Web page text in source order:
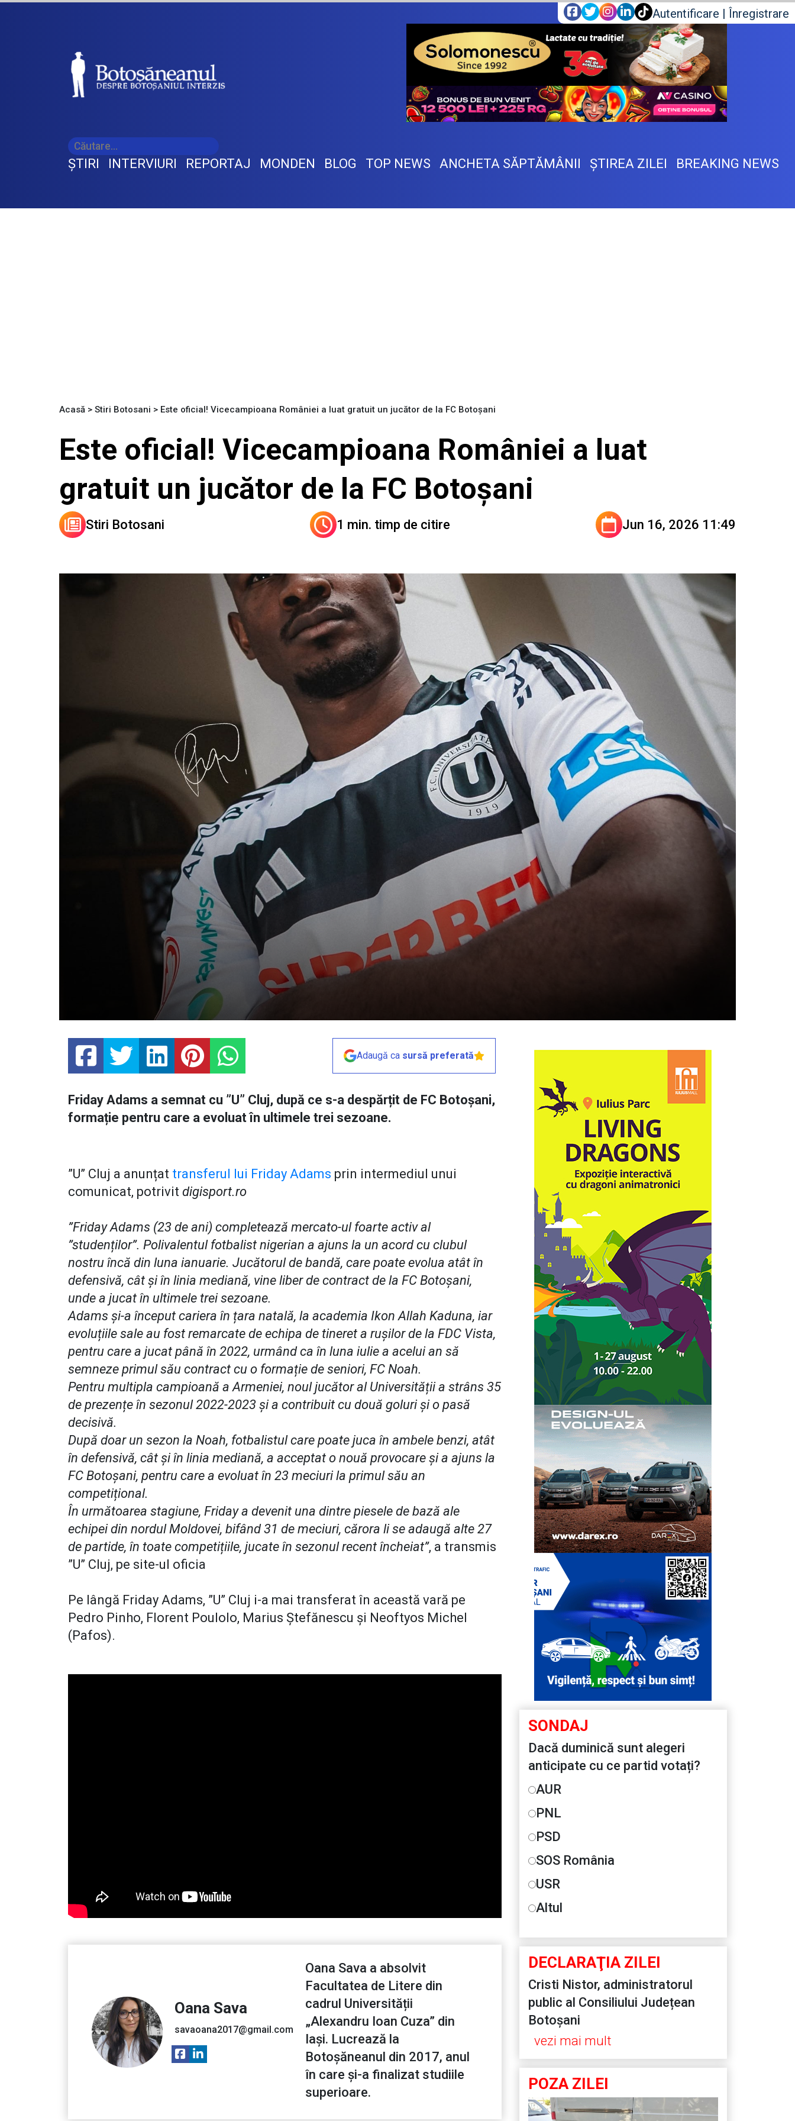
Autentificare | Înregistrare
ŞTIRI INTERVIURI REPORTAJ MONDEN BLOG TOP NEWS ANCHETA SĂPTĂMÂNII ŞTIREA ZILEI BREAKING NEWS
Acasă > Stiri Botosani > Este oficial! Vicecampioana României a luat gratuit un jucător de la FC Botoșani
Este oficial! Vicecampioana României a luat
gratuit un jucător de la FC Botoșani
Stiri Botosani 1 min. timp de citire Jun 16, 2026 11:49
Adaugă ca sursă preferată
Friday Adams a semnat cu ”U” Cluj, după ce s-a despărțit de FC Botoșani,
formație pentru care a evoluat în ultimele trei sezoane.
”U” Cluj a anunțat transferul lui Friday Adams prin intermediul unui
comunicat, potrivit digisport.ro
”Friday Adams (23 de ani) completează mercato-ul foarte activ al
”studenților”. Polivalentul fotbalist nigerian a ajuns la un acord cu clubul
nostru încă din luna ianuarie. Jucătorul de bandă, care poate evolua atât în
defensivă, cât și în linia mediană, vine liber de contract de la FC Botoșani,
unde a jucat în ultimele trei sezoane.
Adams și-a început cariera în țara natală, la academia Ikon Allah Kaduna, iar
evoluțiile sale au fost remarcate de echipa de tineret a rușilor de la FDC Vista,
pentru care a jucat până în 2022, urmând ca în luna iulie a acelui an să
semneze primul său contract cu o formație de seniori, FC Noah.
Pentru multipla campioană a Armeniei, noul jucător al Universității a strâns 35
de prezențe în sezonul 2022-2023 și a contribuit cu două goluri și o pasă
decisivă.
După doar un sezon la Noah, fotbalistul care poate juca în ambele benzi, atât
în defensivă, cât și în linia mediană, a acceptat o nouă provocare și a ajuns la
FC Botoșani, pentru care a evoluat în 23 meciuri la primul său an
competițional.
În următoarea stagiune, Friday a devenit una dintre piesele de bază ale
echipei din nordul Moldovei, bifând 31 de meciuri, cărora li se adaugă alte 27
de partide, în toate competițiile, jucate în sezonul recent încheiat”, a transmis
”U” Cluj, pe site-ul oficia
Pe lângă Friday Adams, ”U” Cluj i-a mai transferat în această vară pe
Pedro Pinho, Florent Poulolo, Marius Ștefănescu și Neoftyos Michel
(Pafos).
Oana Sava
savaoana2017@gmail.com
Oana Sava a absolvit
Facultatea de Litere din
cadrul Universității
„Alexandru Ioan Cuza” din
Iași. Lucrează la
Botoșăneanul din 2017, anul
în care și-a finalizat studiile
superioare.
SONDAJ
Dacă duminică sunt alegeri
anticipate cu ce partid votați?
AUR
PNL
PSD
SOS România
USR
Altul
DECLARAŢIA ZILEI
Cristi Nistor, administratorul
public al Consiliului Județean
Botoșani
vezi mai mult
POZA ZILEI